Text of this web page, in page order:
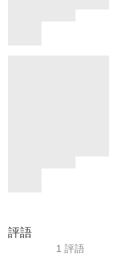
評語
1 評語